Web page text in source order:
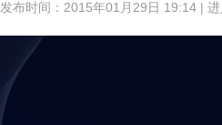
发布时间：2015年01月29日 19:14 |